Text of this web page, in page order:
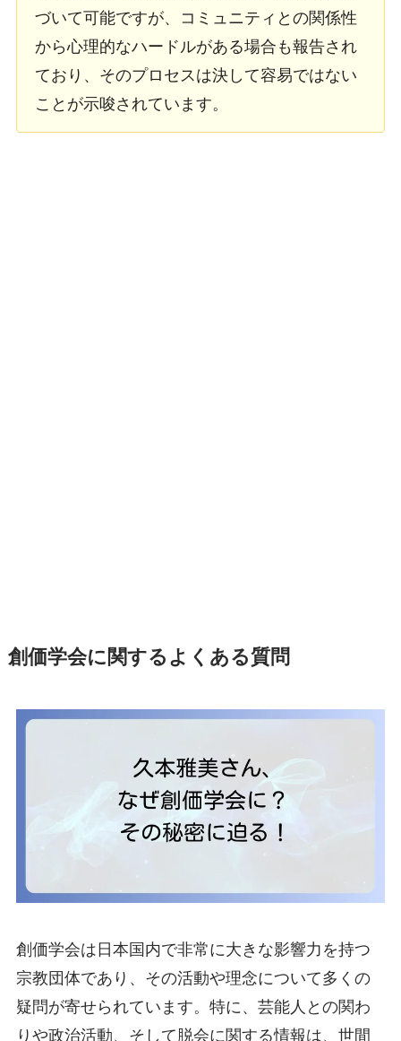
づいて可能ですが、コミュニティとの関係性
から心理的なハードルがある場合も報告され
ており、そのプロセスは決して容易ではない
ことが示唆されています。
創価学会に関するよくある質問
創価学会は日本国内で非常に大きな影響力を持つ
宗教団体であり、その活動や理念について多くの
疑問が寄せられています。特に、芸能人との関わ
りや政治活動、そして脱会に関する情報は、世間